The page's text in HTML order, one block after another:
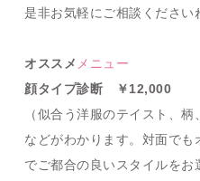
是非お気軽にご相談くださ
オススメ メニュー
顔タイプ診断 ￥12,000
（似合う洋服のテイスト、
などがわかります。対面で
でご都合の良いスタイルをお